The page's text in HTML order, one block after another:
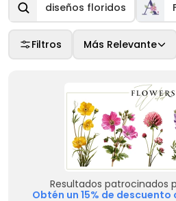
diseños floridos
Filtros Más Relevante
Resultados patrocinados
Obtén un 15% de descuento